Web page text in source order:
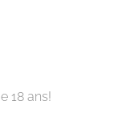
18 ans!